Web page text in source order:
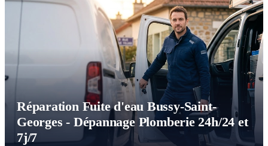
Réparation Fuite d'eau Bussy-Saint-
Georges - Dépannage Plomberie 24h/24 et
7j/7